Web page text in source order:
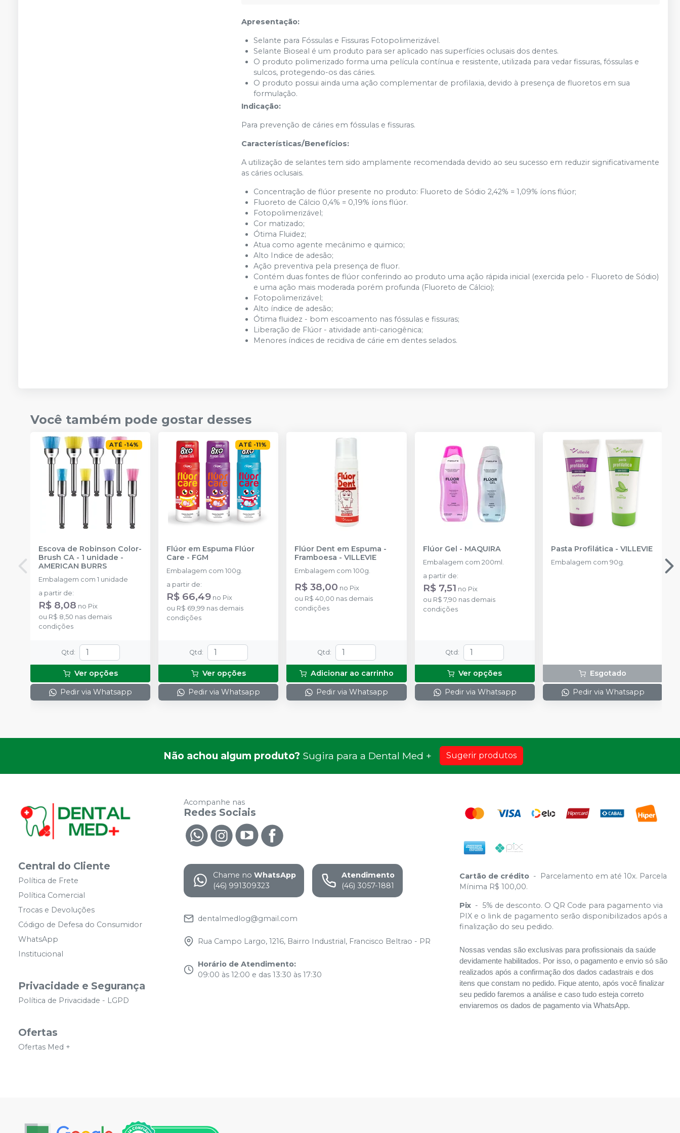
Apresentação:
Selante para Fóssulas e Fissuras Fotopolimerizável.
Selante Bioseal é um produto para ser aplicado nas superfícies oclusais dos dentes.
O produto polimerizado forma uma película contínua e resistente, utilizada para vedar fissuras, fóssulas e
sulcos, protegendo-os das cáries.
O produto possui ainda uma ação complementar de profilaxia, devido à presença de fluoretos em sua
formulação.
Indicação:
Para prevenção de cáries em fóssulas e fissuras.
Características/Benefícios:
A utilização de selantes tem sido amplamente recomendada devido ao seu sucesso em reduzir significativamente
as cáries oclusais.
Concentração de flúor presente no produto: Fluoreto de Sódio 2,42% = 1,09% íons flúor;
Fluoreto de Cálcio 0,4% = 0,19% íons flúor.
Fotopolimerizável;
Cor matizado;
Ótima Fluidez;
Atua como agente mecânimo e quimico;
Alto Indice de adesão;
Ação preventiva pela presença de fluor.
Contém duas fontes de flúor conferindo ao produto uma ação rápida inicial (exercida pelo - Fluoreto de Sódio)
e uma ação mais moderada porém profunda (Fluoreto de Cálcio);
Fotopolimerizável;
Alto índice de adesão;
Ótima fluidez - bom escoamento nas fóssulas e fissuras;
Liberação de Flúor - atividade anti-cariogênica;
Menores índices de recidiva de cárie em dentes selados.
Você também pode gostar desses
ATÉ -14%
Escova de Robinson Color-
Brush CA - 1 unidade -
AMERICAN BURRS
Embalagem com 1 unidade
a partir de:
R$ 8,08 no Pix
ou R$ 8,50 nas demais
condições
Qtd :
Ver opções
Pedir via Whatsapp
ATÉ -11%
Flúor em Espuma Flúor
Care - FGM
Embalagem com 100g.
a partir de:
R$ 66,49 no Pix
ou R$ 69,99 nas demais
condições
Qtd :
Ver opções
Pedir via Whatsapp
Flúor Dent em Espuma -
Framboesa -VILLEVIE
Embalagem com 100g.
R$ 38,00 no Pix
ou R$ 40,00 nas demais
condições
Qtd :
Adicionar ao carrinho
Pedir via Whatsapp
Flúor Gel - MAQUIRA
Embalagem com 200ml.
a partir de:
R$ 7,51 no Pix
ou R$ 7,90 nas demais
condições
Qtd :
Ver opções
Pedir via Whatsapp
Pasta Profilática - VILLEVIE
Embalagem com 90g.
Esgotado
Pedir via Whatsapp
Não achou algum produto? Sugira para a Dental Med + Sugerir produtos
Central do Cliente
Política de Frete
Política Comercial
Trocas e Devoluções
Código de Defesa do Consumidor
WhatsApp
Institucional
Privacidade e Segurança
Política de Privacidade - LGPD
Ofertas
Ofertas Med +
Acompanhe nas
Redes Sociais
Chame no WhatsApp
(46) 991309323
Atendimento
(46) 3057-1881
dentalmedlog@gmail.com
Rua Campo Largo, 1216, Bairro Industrial, Francisco Beltrao - PR
Horário de Atendimento:
09:00 às 12:00 e das 13:30 às 17:30
Cartão de crédito -
Parcelamento em até 10x. Parcela
Mínima R$ 100,00.
Pix - 5% de desconto. O QR Code para pagamento via
PIX e o link de pagamento serão disponibilizados após a
finalização do seu pedido.
Nossas vendas são exclusivas para profissionais da saúde
devidamente habilitados. Por isso, o pagamento e envio só são
realizados após a confirmação dos dados cadastrais e dos
itens que constam no pedido. Fique atento, após você finalizar
seu pedido faremos a análise e caso tudo esteja correto
enviaremos os dados de pagamento via WhatsApp.